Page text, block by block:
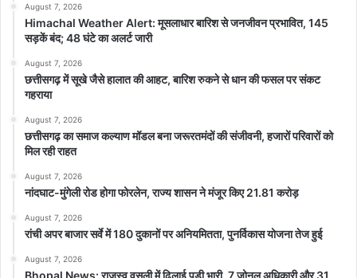
August 7, 2026
Himachal Weather Alert: मूसलाधार बारिश से जनजीवन प्रभावित, 145
सड़कें बंद; 48 घंटे का अलर्ट जारी
August 7, 2026
छत्तीसगढ़ में सूखे जैसे हालात की आहट, बारिश रुकने से धान की फसल पर संकट
गहराया
August 7, 2026
छत्तीसगढ़ का समाज कल्याण मॉडल बना जरूरतमंदों की संजीवनी, हजारों परिवारों को
मिल रही राहत
August 7, 2026
नांदघाट-मुंगेली रोड होगा फोरलेन, राज्य शासन ने मंजूर किए 21.81 करोड़
August 7, 2026
रांची अपर बाजार सर्वे में 180 दुकानों पर अनियमितता, पुनर्विकास योजना तेज हुई
August 7, 2026
Bhopal News: राजस्व वसूली में ढिलाई पड़ी भारी, 7 जोनल अधिकारी और 31